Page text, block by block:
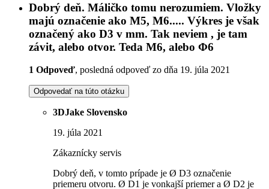
Dobrý deň. Máličko tomu nerozumiem. Vložky
majú označenie ako M5, M6..... Výkres je však
označený ako D3 v mm. Tak neviem , je tam
závit, alebo otvor. Teda M6, alebo Φ6
1 Odpoveď, posledná odpoveď zo dňa 19. júla 2021
Odpovedať na túto otázku
3DJake Slovensko
19. júla 2021
Zákaznícky servis
Dobrý deň, v tomto prípade je Ø D3 označenie
priemeru otvoru. Ø D1 je vonkajší priemer a Ø D2 je